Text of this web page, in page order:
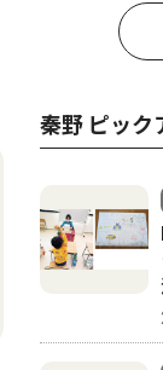
秦野 ピック